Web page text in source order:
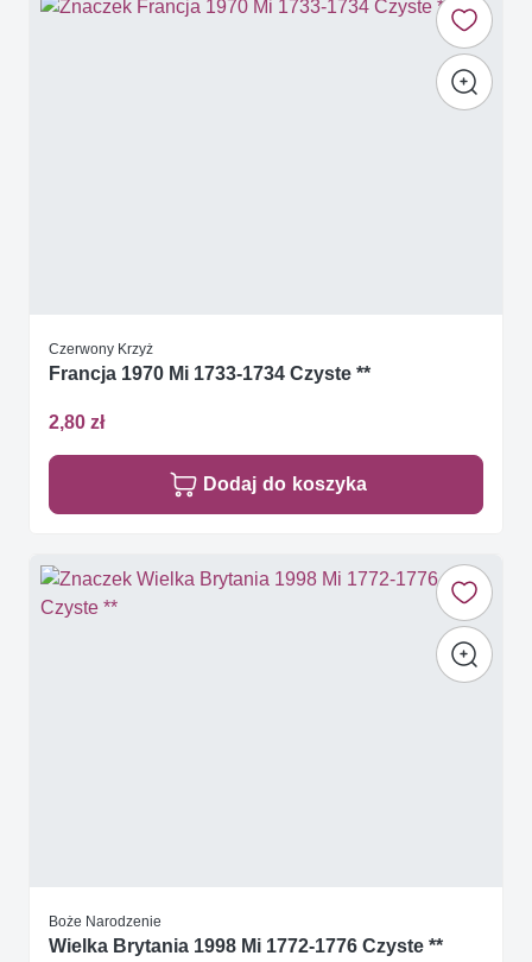
Czerwony Krzyż
Francja 1970 Mi 1733-1734 Czyste **
2,80 zł
Dodaj do koszyka
Boże Narodzenie
Wielka Brytania 1998 Mi 1772-1776 Czyste **